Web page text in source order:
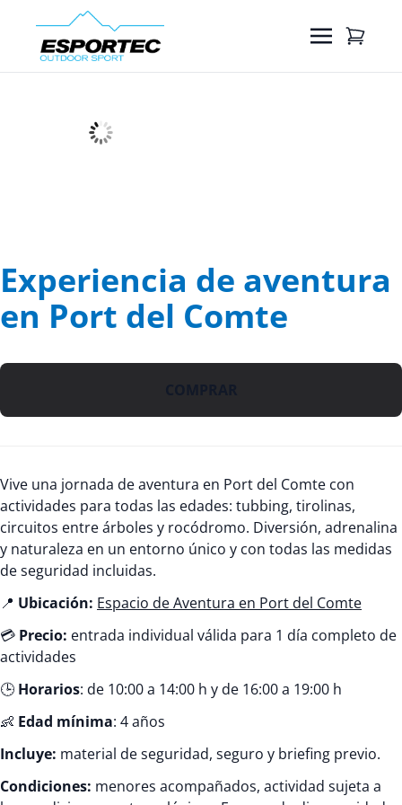
Experiencia de aventura
en Port del Comte
Vive una jornada de aventura en Port del Comte con
actividades para todas las edades: tubbing, tirolinas,
circuitos entre árboles y rocódromo. Diversión, adrenalina
y naturaleza en un entorno único y con todas las medidas
de seguridad incluidas.
📍 Ubicación: Espacio de Aventura en Port del Comte
💳 Precio: entrada individual válida para 1 día completo de
actividades
🕒 Horarios: de 10:00 a 14:00 h y de 16:00 a 19:00 h
👶 Edad mínima: 4 años
Incluye: material de seguridad, seguro y briefing previo.
Condiciones: menores acompañados, actividad sujeta a